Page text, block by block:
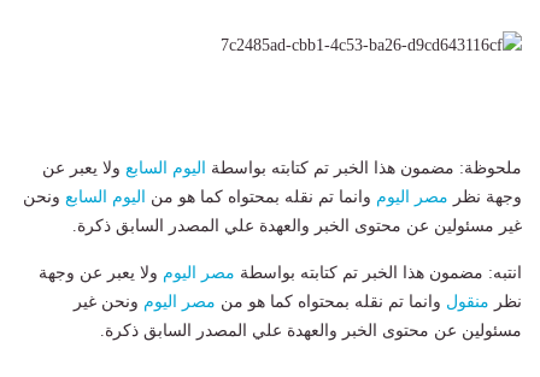
ملحوظة: مضمون هذا الخبر تم كتابته بواسطة اليوم السابع ولا يعبر عن
وجهة نظر مصر اليوم وانما تم نقله بمحتواه كما هو من اليوم السابع ونحن
غير مسئولين عن محتوى الخبر والعهدة علي المصدر السابق ذكرة.
انتبه: مضمون هذا الخبر تم كتابته بواسطة مصر اليوم ولا يعبر عن وجهة
نظر منقول وانما تم نقله بمحتواه كما هو من مصر اليوم ونحن غير
مسئولين عن محتوى الخبر والعهدة علي المصدر السابق ذكرة.